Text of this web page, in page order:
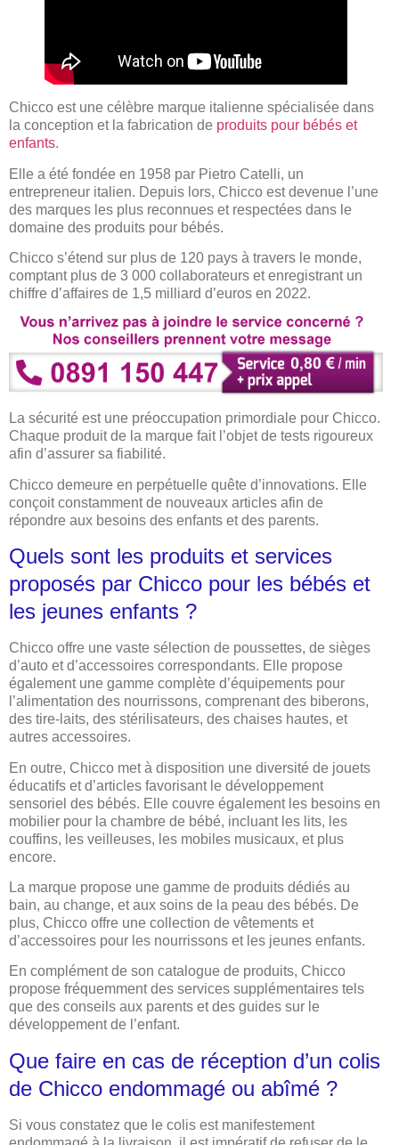
Chicco est une célèbre marque italienne spécialisée dans
la conception et la fabrication de produits pour bébés et
enfants.
Elle a été fondée en 1958 par Pietro Catelli, un
entrepreneur italien. Depuis lors, Chicco est devenue l’une
des marques les plus reconnues et respectées dans le
domaine des produits pour bébés.
Chicco s’étend sur plus de 120 pays à travers le monde,
comptant plus de 3 000 collaborateurs et enregistrant un
chiffre d’affaires de 1,5 milliard d’euros en 2022.
La sécurité est une préoccupation primordiale pour Chicco.
Chaque produit de la marque fait l’objet de tests rigoureux
afin d’assurer sa fiabilité.
Chicco demeure en perpétuelle quête d’innovations. Elle
conçoit constamment de nouveaux articles afin de
répondre aux besoins des enfants et des parents.
Quels sont les produits et services
proposés par Chicco pour les bébés et
les jeunes enfants ?
Chicco offre une vaste sélection de poussettes, de sièges
d’auto et d’accessoires correspondants. Elle propose
également une gamme complète d’équipements pour
l’alimentation des nourrissons, comprenant des biberons,
des tire-laits, des stérilisateurs, des chaises hautes, et
autres accessoires.
En outre, Chicco met à disposition une diversité de jouets
éducatifs et d’articles favorisant le développement
sensoriel des bébés. Elle couvre également les besoins en
mobilier pour la chambre de bébé, incluant les lits, les
couffins, les veilleuses, les mobiles musicaux, et plus
encore.
La marque propose une gamme de produits dédiés au
bain, au change, et aux soins de la peau des bébés. De
plus, Chicco offre une collection de vêtements et
d’accessoires pour les nourrissons et les jeunes enfants.
En complément de son catalogue de produits, Chicco
propose fréquemment des services supplémentaires tels
que des conseils aux parents et des guides sur le
développement de l’enfant.
Que faire en cas de réception d’un colis
de Chicco endommagé ou abîmé ?
Si vous constatez que le colis est manifestement